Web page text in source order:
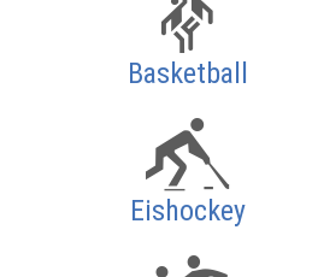
Basketball
Eishockey